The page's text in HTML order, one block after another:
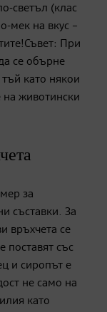
светъл (клас
мек на вкус –
При
се обърне
като някои
на животински
за
съставки. За
връхчета се
поставят със
и сиропът е
не само на
като